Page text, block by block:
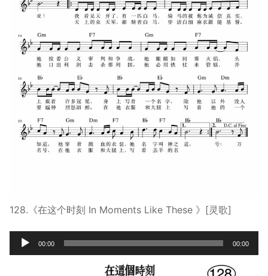
128.《在这个时刻 In Moments Like These 》[灵歌]
Audio
Player
00:00 00:00